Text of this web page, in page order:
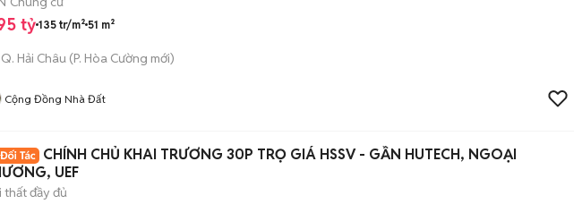
tỷ135 tr/m² 51 m²
Q. Hải Châu (P. Hòa Cường mới)
Cộng Đồng Nhà Đất
CHÍNH CHỦ KHAI TRƯƠNG 30P TRỌ GIÁ HSSV - GẦN HUTECH, NGOẠI
UEF
thất đầy đủ